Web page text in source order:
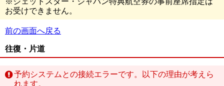
お受けできません。
前の画面へ戻る
往復・片道
予約システムとの接続エラーです。以下の理由が考えら
れます。